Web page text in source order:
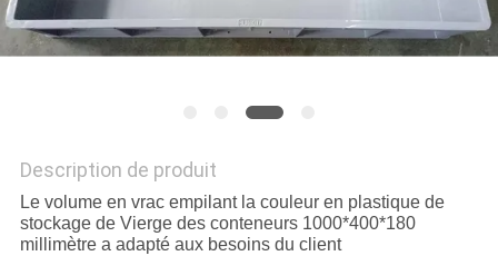
PRIVACY
Description de produit
Le volume en vrac empilant la couleur en plastique de
stockage de Vierge des conteneurs 1000*400*180
millimètre a adapté aux besoins du client